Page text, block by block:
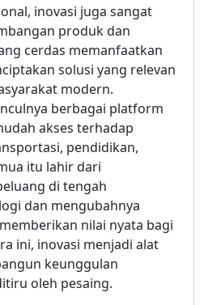
inovasi juga sangat
produk dan
cerdas memanfaatkan
solusi yang relevan
modern.
berbagai platform
akses terhadap
pendidikan,
itu lahir dari
di tengah
dan mengubahnya
nilai nyata bagi
ini, inovasi menjadi alat
keunggulan
oleh pesaing.